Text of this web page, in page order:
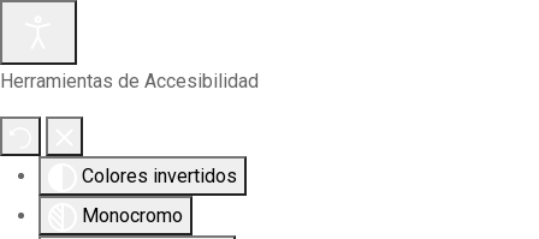
Herramientas de Accesibilidad
Colores invertidos
Monocromo